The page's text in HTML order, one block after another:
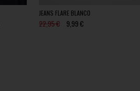
JEANS FLARE BLANCO
22,95 € 9,99 €